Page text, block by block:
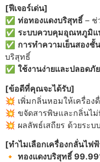
[ฟีเจอร์เด่น]
✅ ท่อทองแดงบริสุทธิ์ – ช่
✅ ระบบควบคุมอุณหภูมิแ
✅ การทำความเย็นสองชั้น
บริสุทธิ์
✅ ใช้งานง่ายและปลอดภัย
[ข้อดีที่คุณจะได้รับ]
💥 เพิ่มกลิ่นหอมให้เครื่อง
💥 ขจัดสารพิษและกลิ่นไม่
💥 ผลลัพธ์เสถียร ด้วยระ
[ทำไมเลือกเครื่องกลั่นไฟ
🔸 ทองแดงบริสุทธิ์